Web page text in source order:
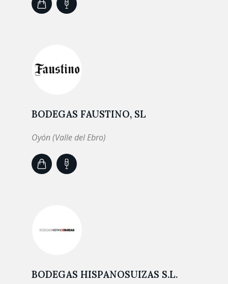
BODEGAS FAUSTINO, SL
Oyón (Valle del Ebro)
BODEGAS HISPANOSUIZAS S.L.